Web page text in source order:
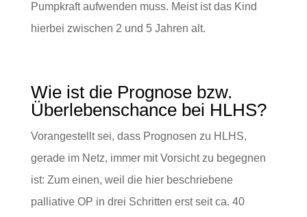
Pumpkraft aufwenden muss. Meist ist das Kind
hierbei zwischen 2 und 5 Jahren alt.
Wie ist die Prognose bzw.
Überlebenschance bei HLHS?
Vorangestellt sei, dass Prognosen zu HLHS,
gerade im Netz, immer mit Vorsicht zu begegnen
ist: Zum einen, weil die hier beschriebene
palliative OP in drei Schritten erst seit ca. 40